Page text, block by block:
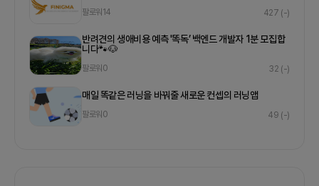
팔로워 14 427 (-)
반려견의 생애비용 예측 '똑독’ 백엔드 개발자 1분 모집합
니다🐾🐶
팔로워 0 32 (-)
매일 똑같은 러닝을 바꿔줄 새로운 컨셉의 러닝앱
팔로워 0 49 (-)